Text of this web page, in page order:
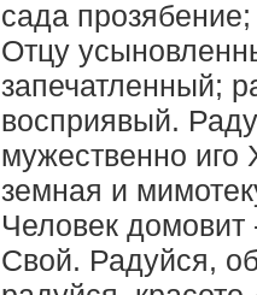
сада
Отцу
запечатленный;
восприявый.
мужественно иго
земная и
Человек домовит
Свой. Радуйся,